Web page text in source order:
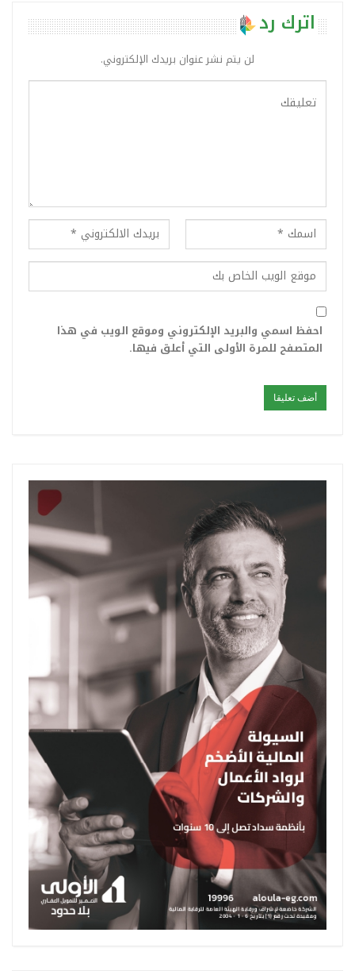
اترك رد
لن يتم نشر عنوان بريدك الإلكتروني.
احفظ اسمي والبريد الإلكتروني وموقع الويب في هذا
المتصفح للمرة الأولى التي أعلق فيها.